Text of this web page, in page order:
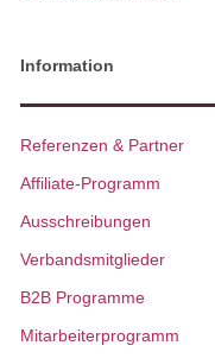
Information
Referenzen & Partner
Affiliate-Programm
Ausschreibungen
Verbandsmitglieder
B2B Programme
Mitarbeiterprogramm